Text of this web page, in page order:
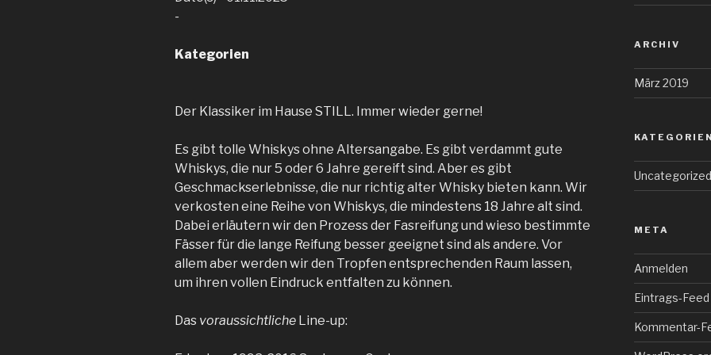
-
Kategorien
Der Klassiker im Hause STILL. Immer wieder gerne!
Es gibt tolle Whiskys ohne Altersangabe. Es gibt verdammt gute
Whiskys, die nur 5 oder 6 Jahre gereift sind. Aber es gibt
Geschmackserlebnisse, die nur richtig alter Whisky bieten kann. Wir
verkosten eine Reihe von Whiskys, die mindestens 18 Jahre alt sind.
Dabei erläutern wir den Prozess der Fasreifung und wieso bestimmte
Fässer für die lange Reifung besser geeignet sind als andere. Vor
allem aber werden wir den Tropfen entsprechenden Raum lassen,
um ihren vollen Eindruck entfalten zu können.
Das voraussichtliche Line-up:
ARCHIV
März 2019
KATEGORIEN
Uncategorized
META
Anmelden
Eintrags-Feed
Kommentar-